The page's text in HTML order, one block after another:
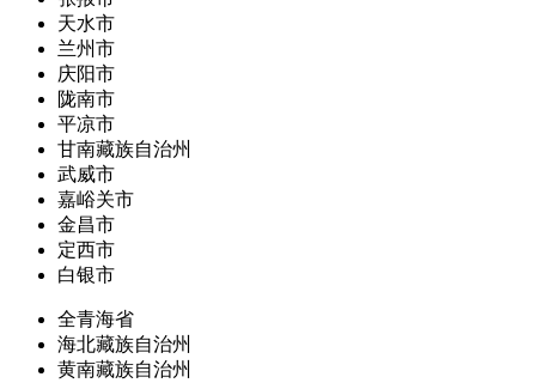
天水市
兰州市
庆阳市
陇南市
平凉市
甘南藏族自治州
武威市
嘉峪关市
金昌市
定西市
白银市
全青海省
海北藏族自治州
黄南藏族自治州